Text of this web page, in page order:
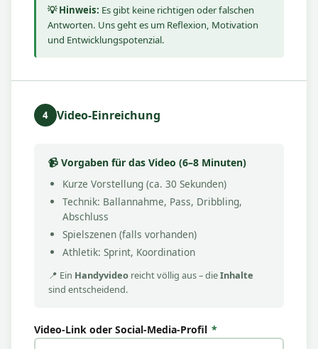
💡 Hinweis: Es gibt keine richtigen oder falschen
Antworten. Uns geht es um Reflexion, Motivation
und Entwicklungspotenzial.
4 Video-Einreichung
📹 Vorgaben für das Video (6–8 Minuten)
Kurze Vorstellung (ca. 30 Sekunden)
Technik: Ballannahme, Pass, Dribbling,
Abschluss
Spielszenen (falls vorhanden)
Athletik: Sprint, Koordination
📍 Ein Handyvideo reicht völlig aus – dieInhalte
sind entscheidend.
Video-Link oder Social-Media-Profil *